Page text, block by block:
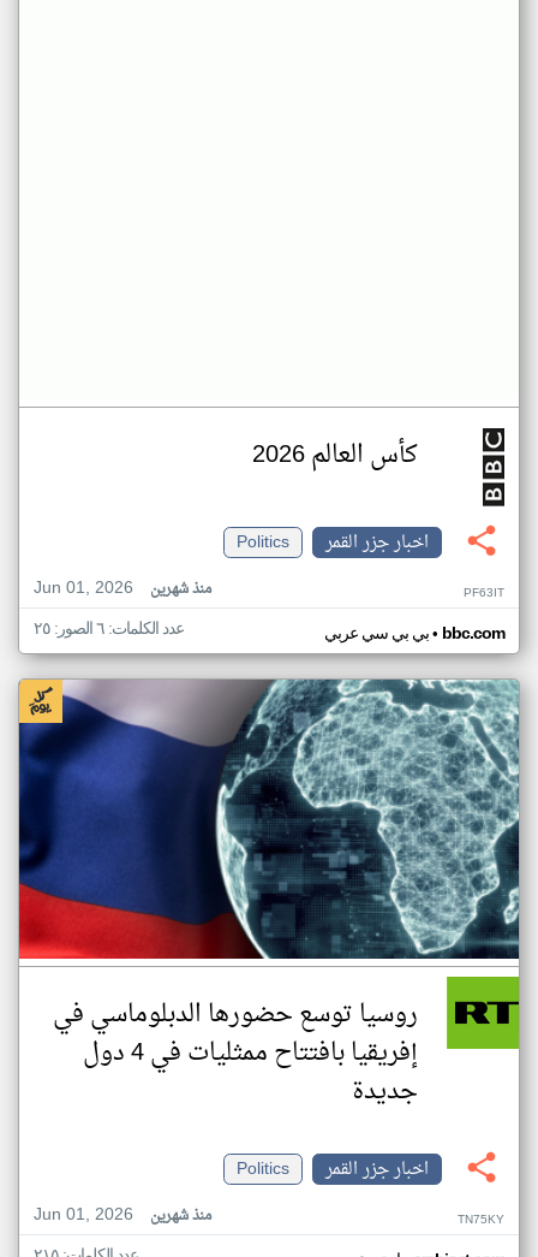
كأس العالم 2026
اخبار جزر القمر
Politics
Jun 01, 2026
منذ شهرين PF63IT
بي بي سي عربي• bbc.com عدد الكلمات: ٦ الصور: ٢٥
روسيا توسع حضورها الدبلوماسي في
إفريقيا بافتتاح ممثليات في 4 دول
جديدة
اخبار جزر القمر
Politics
Jun 01, 2026
منذ شهرين TN75KY